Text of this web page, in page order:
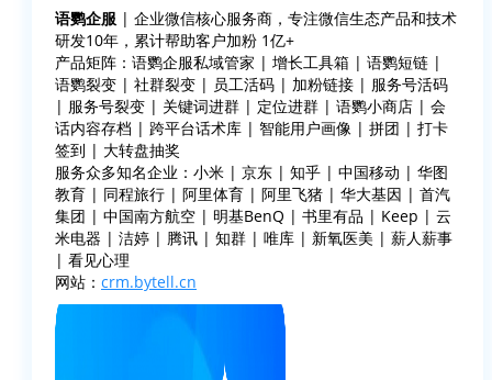
语鹦企服 | 企业微信核心服务商，专注微信生态产品和技术
研发10年，累计帮助客户加粉 1亿+
产品矩阵：语鹦企服私域管家 | 增长工具箱 | 语鹦短链 |
语鹦裂变 | 社群裂变 | 员工活码 | 加粉链接 | 服务号活码
| 服务号裂变 | 关键词进群 | 定位进群 | 语鹦小商店 | 会
话内容存档 | 跨平台话术库 | 智能用户画像 | 拼团 | 打卡
签到 | 大转盘抽奖
服务众多知名企业：小米 | 京东 | 知乎 | 中国移动 | 华图
教育 | 同程旅行 | 阿里体育 | 阿里飞猪 | 华大基因 | 首汽
集团 | 中国南方航空 | 明基BenQ | 书里有品 | Keep | 云
米电器 | 洁婷 | 腾讯 | 知群 | 唯库 | 新氧医美 | 薪人薪事
| 看见心理
网站： crm.bytell.cn